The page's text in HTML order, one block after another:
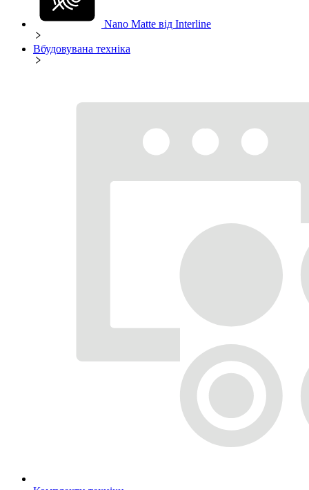
Nano Matte від Interline
Вбудовувана техніка